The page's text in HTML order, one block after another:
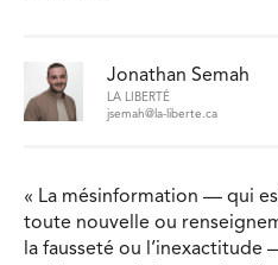
Jonathan Semah
LA LIBERTÉ
jsemah@la-liberte.ca
« La mésinformation — qui
toute nouvelle ou
la fausseté ou l’inexactitude